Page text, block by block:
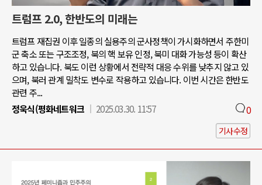
트럼프 2.0, 한반도의 미래는
트럼프 재집권 이후 일종의 실용주의 군사정책이 가시화하면서 주한미
군 축소 또는 구조조정, 북의 핵 보유 인정, 북미 대화 가능성 등이 확산
하고 있습니다. 북도 이런 상황에서 전략적 대응 수위를 낮추지 않고 있
으며, 북러 관계 밀착도 변수로 작용하고 있습니다. 이번 시간은 한반도
관련 주...
정욱식(평화네트워크
2025.03.30. 11:57 0
기사수정